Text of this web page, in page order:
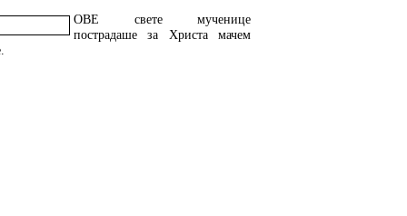
ОBE свете мученице
пострадаше за Христа мачем